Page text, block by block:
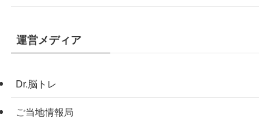
運営メディア
Dr.脳トレ
ご当地情報局